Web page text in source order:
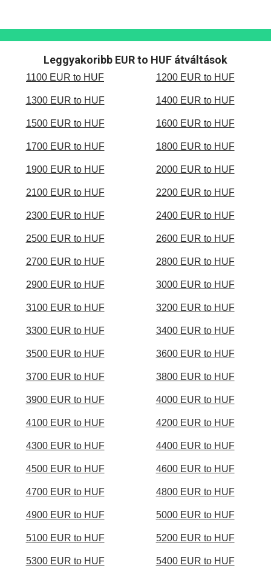
Leggyakoribb EUR to HUF átváltások
1100 EUR to HUF 1200 EUR to HUF
1300 EUR to HUF 1400 EUR to HUF
1500 EUR to HUF 1600 EUR to HUF
1700 EUR to HUF 1800 EUR to HUF
1900 EUR to HUF 2000 EUR to HUF
2100 EUR to HUF 2200 EUR to HUF
2300 EUR to HUF 2400 EUR to HUF
2500 EUR to HUF 2600 EUR to HUF
2700 EUR to HUF 2800 EUR to HUF
2900 EUR to HUF 3000 EUR to HUF
3100 EUR to HUF 3200 EUR to HUF
3300 EUR to HUF 3400 EUR to HUF
3500 EUR to HUF 3600 EUR to HUF
3700 EUR to HUF 3800 EUR to HUF
3900 EUR to HUF 4000 EUR to HUF
4100 EUR to HUF 4200 EUR to HUF
4300 EUR to HUF 4400 EUR to HUF
4500 EUR to HUF 4600 EUR to HUF
4700 EUR to HUF 4800 EUR to HUF
4900 EUR to HUF 5000 EUR to HUF
5100 EUR to HUF 5200 EUR to HUF
5300 EUR to HUF 5400 EUR to HUF